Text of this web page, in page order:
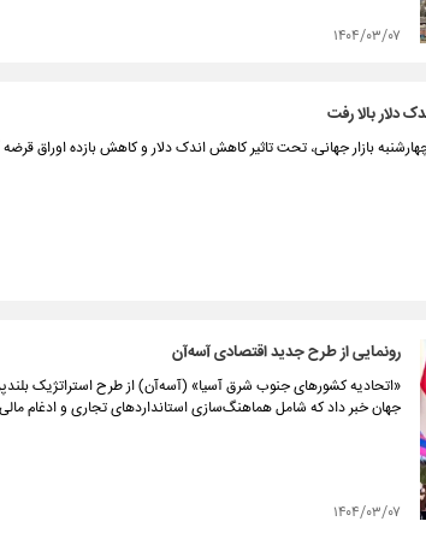
۱۴۰۴/۰۳/۰۷
دلار بالا رفت
بازار جهانی، تحت تاثیر کاهش اندک دلار و کاهش بازده اوراق
رونمایی از طرح جدید اقتصادی آسه‌آن
«اتحادیه کشورهای جنوب شرق آسیا» (آسه‌آن) از طرح استراتژیک
جهان خبر داد که شامل هماهنگ‌سازی استانداردهای تجاری و ادغام
۱۴۰۴/۰۳/۰۷